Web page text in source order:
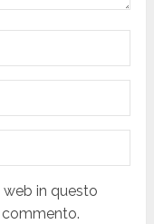
in questo